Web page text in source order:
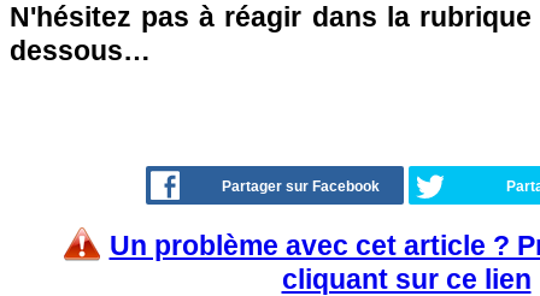
N'hésitez pas à réagir dans la rubrique
dessous…
Partager sur Facebook
Un problème avec cet article ?
cliquant sur ce lien